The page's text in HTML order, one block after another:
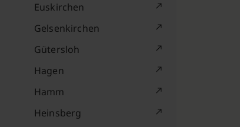
Euskirchen
Gelsenkirchen
Gütersloh
Hagen
Hamm
Heinsberg